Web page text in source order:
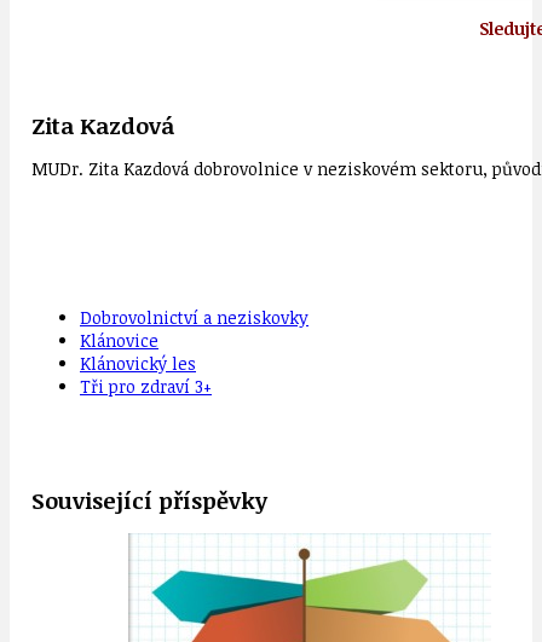
Zita Kazdová
MUDr. Zita Kazdová dobrovolnice v neziskovém sektoru,
Dobrovolnictví a neziskovky
Klánovice
Klánovický les
Tři pro zdraví 3+
Související příspěvky